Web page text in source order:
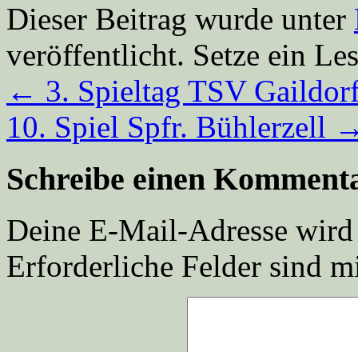
Dieser Beitrag wurde unter
veröffentlicht. Setze ein
← 3. Spieltag TSV
10. Spiel Spfr. Bühlerzell
Schreibe einen
Deine E-Mail-Adresse
Erforderliche Felder sind